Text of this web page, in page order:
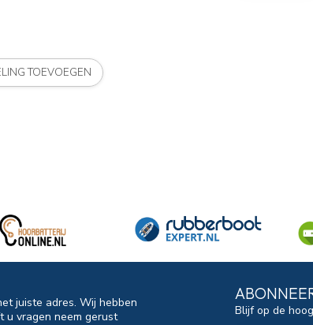
TOEVOEGEN
juiste adres. Wij hebben
u vragen neem gerust
Blijf op de